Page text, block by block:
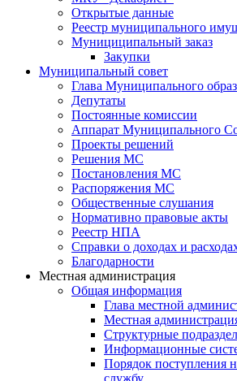
Открытые данные
Реестр муниципального
Мунициципальный заказ
Закупки
Муниципальный совет
Глава Муниципального
Депутаты
Постоянные комиссии
Аппарат Муниципального
Проекты решений
Решения МС
Постановления МС
Распоряжения МС
Общественные слушания
Нормативно правовые акты
Реестр НПА
Справки о доходах и
Благодарности
Местная администрация
Общая информация
Глава местной
Местная
Структурные
Информационные
Порядок поступления
службу